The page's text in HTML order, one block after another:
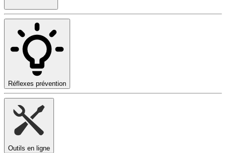
Réflexes prévention
Outils en ligne